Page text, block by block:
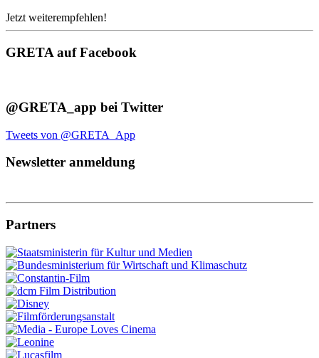
Jetzt weiterempfehlen!
GRETA auf Facebook
@GRETA_app bei Twitter
Tweets von @GRETA_App
Newsletter anmeldung
Partners